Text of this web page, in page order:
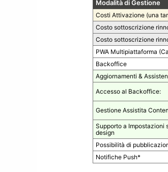
Modalità di Gestione
Costi Attivazione (una
Costo sottoscrizione
Costo sottoscrizione
PWA Multipiattaforma
Backoffice
Aggiornamenti &
Accesso al Backoffice:
Gestione Assistita
Supporto a Impostazioni
design
Possibilità di
Notifiche Push*